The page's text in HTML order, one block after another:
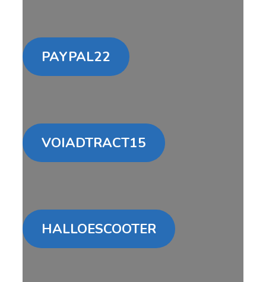
PAYPAL22
VOIADTRACT15
HALLOESCOOTER